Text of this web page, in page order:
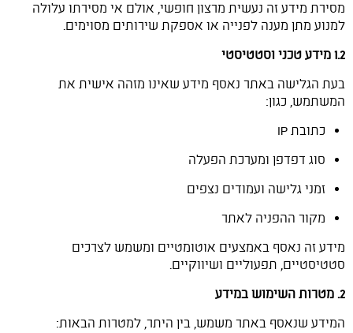
מסירת מידע זה נעשית מרצון חופשי, אולם אי מסירתו עלולה
למנוע מתן מענה לפנייה או אספקת שירותים מסוימים.
1.2 מידע טכני וסטטיסטי
בעת הגלישה באתר נאסף מידע שאינו מזהה אישית את
המשתמש, כגון:
כתובת IP
סוג דפדפן ומערכת הפעלה
זמני גלישה ועמודים נצפים
מקור ההפניה לאתר
מידע זה נאסף באמצעים אוטומטיים ומשמש לצרכים
סטטיסטיים, תפעוליים ושיווקיים.
2. מטרות השימוש במידע
המידע שנאסף באתר משמש, בין היתר, למטרות הבאות: